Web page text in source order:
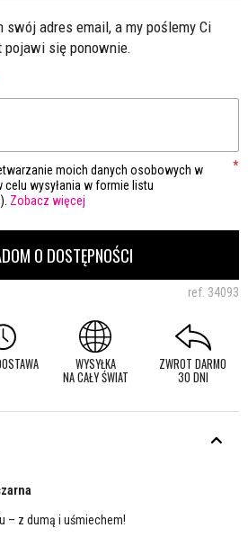
swój adres email, a my poślemy Ci
się ponownie.
moich danych osobowych w
wysyłania w formie listu
Zobacz więcej
O DOSTĘPNOŚCI
ref. 34093
WYSYŁKA
NA CAŁY ŚWIAT
ZWROT DARMO
30 DNI
– z dumą i uśmiechem!